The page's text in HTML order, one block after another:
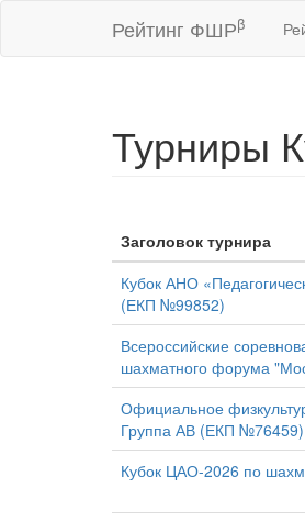
Рейтинг ФШРβ
Турниры
Заголовок турнира
Кубок АНО
(ЕКП №99852)
Всероссийские
шахматного форума
Официальное
Группа АВ (ЕКП №76459)
Кубок ЦАО-2026 по